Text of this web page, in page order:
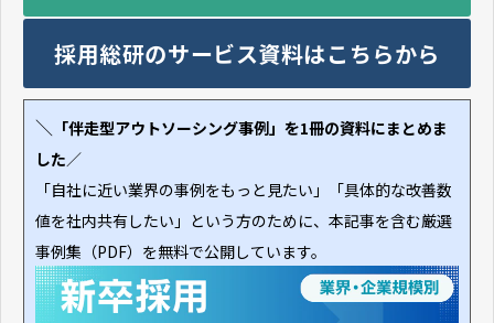
採用総研のサービス資料はこちらから
＼ 「伴走型アウトソーシング事例」を1冊の資料にまとめま
した／
「自社に近い業界の事例をもっと見たい」「具体的な改善数
値を社内共有したい」という方のために、本記事を含む厳選
事例集（PDF）を無料で公開しています。